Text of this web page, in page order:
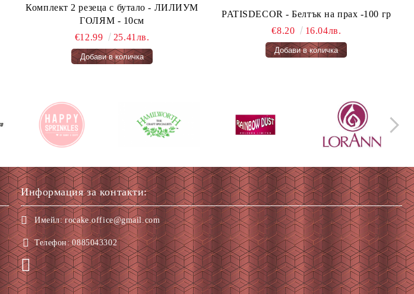
Комплект 2 резеца с бутало - ЛИЛИУМ
ГОЛЯМ - 10см
€12.99
25.41лв.
PATISDECOR - Белтък на прах -100 гр
€8.20
16.04лв.
Информация за контакти:
Имейл: rocake.office@gmail.com
Телефон: 0885043302